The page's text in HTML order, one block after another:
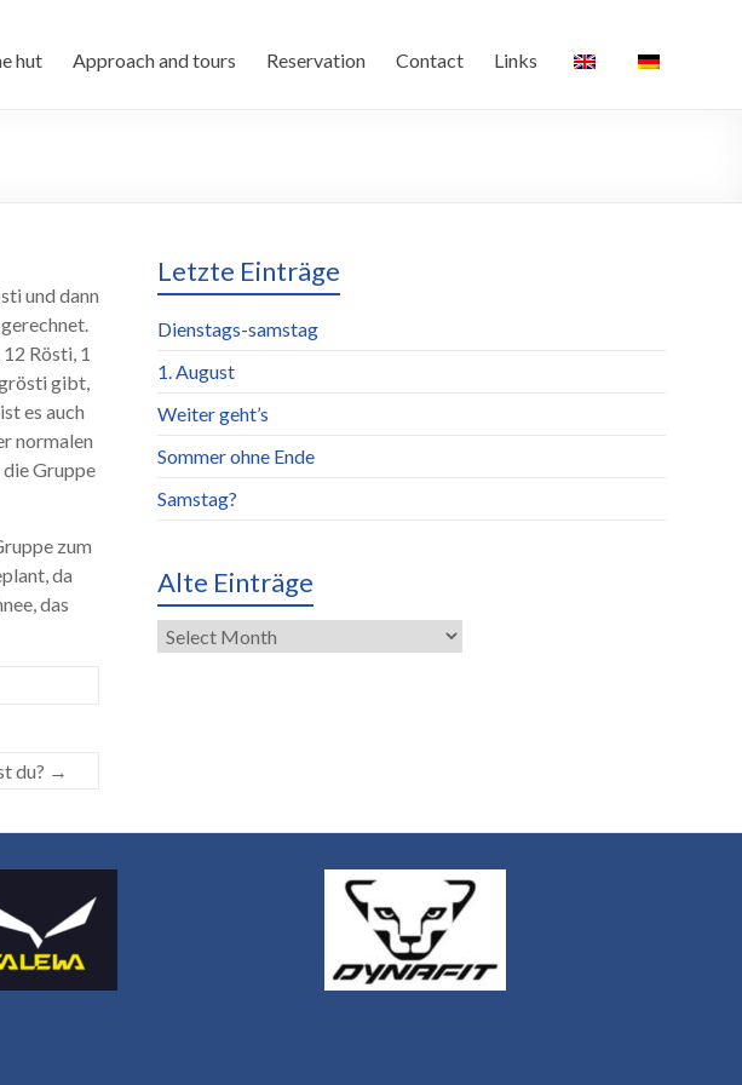
hut Approach and tours Reservation Contact Links
und dann
Rösti, 1
gibt,
es auch
normalen
die Gruppe
zum
da
das
du? →
Letzte Einträge
Dienstags-samstag
1. August
Weiter geht’s
Sommer ohne Ende
Samstag?
Alte Einträge
Alte
Einträge